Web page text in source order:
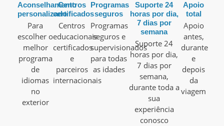
Aconselhamento
personalizado
Para
escolher o
melhor
programa
de
idiomas
no
exterior
Centros
certificados
Centros
educacionais
certificados
e
parceiros
internacionais
Programas
seguros
Programas
seguros e
supervisionados
para todas
as idades
Suporte 24
horas por dia,
7 dias por
semana
Suporte 24
horas por dia,
7 dias por
semana,
durante toda a
sua
experiência
conosco
Apoio
total
Apoio
antes,
durante
e
depois
da
viagem